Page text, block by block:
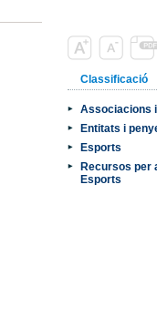
Classificació
Associacions
Entitats i
Esports
Recursos per
Esports